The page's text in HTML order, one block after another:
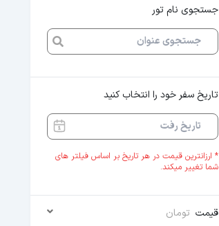
جستجوی نام تور
تاریخ سفر خود را انتخاب کنید
* ارزانترین قیمت در هر تاریخ بر اساس فیلتر های
شما تغییر میکند.
قیمت تومان